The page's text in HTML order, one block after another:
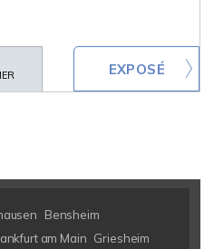
Bensheim
am Main Griesheim